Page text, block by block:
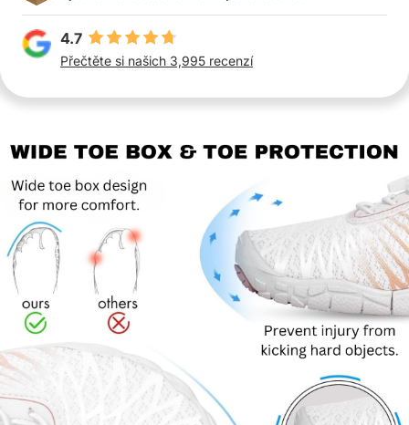
4.7
Přečtěte si našich 3,995 recenzí